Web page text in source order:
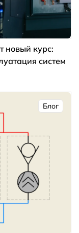
новый курс:
систем
Блог